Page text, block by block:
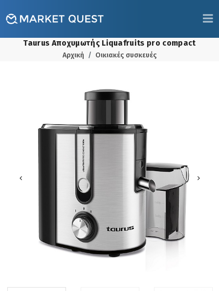
Taurus Αποχυμωτής Liquafruits pro compact
Αρχική Οικιακές συσκευές